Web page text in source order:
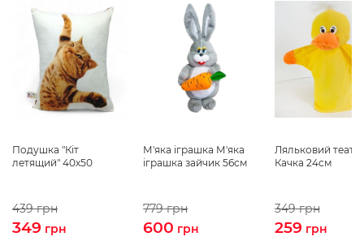
Подушка "Кіт
летящий" 40х50
439грн
349 грн
М'яка іграшка М'яка
іграшка зайчик 56см
779грн
600 грн
Ляльковий театр
Качка 24см
349грн
259 грн